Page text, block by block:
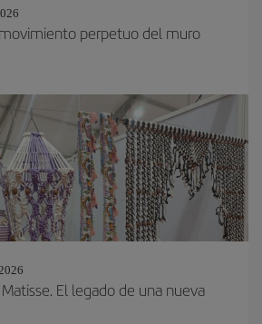
perpetuo del muro
El legado de una nueva